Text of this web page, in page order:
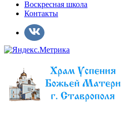
Воскресная школа
Контакты